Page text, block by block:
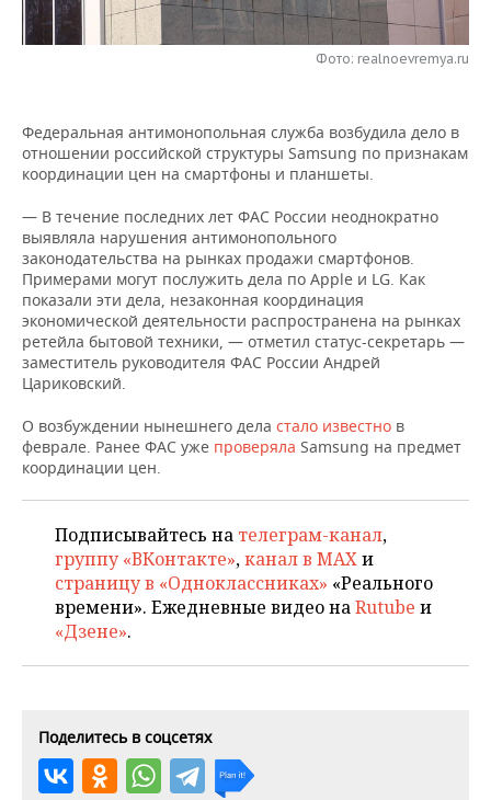
НЕФТЕХИМИЯ
ЭНЕРГЕТИКА
РОЗНИЧНАЯ ТОРГОВЛЯ
УСЛУГИ
НОВОСТИ ТЕХНОЛОГИЙ
МЕДИА
МЕРОПРИЯТИЯ
ВЫЕЗДНАЯ РЕДАКЦИЯ
ONLINE-КОНФЕРЕНЦИИ
ОТКРЫТАЯ ЛЕКЦИЯ
НОВОСТИ СПОРТА
ХОККЕЙ
БАСКЕТБОЛ
ВОЛЕЙБОЛ
КИБЕРСПОРТ
ФИГУРНОЕ КАТАНИЕ
ВОДНЫЕ ВИДЫ СПОРТА
ХОККЕЙ С МЯЧОМ
ОБЩЕСТВО
ВЛАСТЬ
ИНФРАСТРУКТУРА
ИСТОРИЯ
КУЛЬТУРА
МЕДИЦИНА
ОБРАЗОВАНИЕ
ПРОИСШЕСТВИЯ
СЮЖЕТЫ
СПРАВОЧНИК
СПИСОК ПЕРСОН
СПИСОК КОМПАНИЙ
ПОЛНАЯ ВЕРСИЯ
Фото: realnoevremya.ru
Федеральная антимонопольная служба возбудила дело в
отношении российской структуры Samsung по признакам
координации цен на смартфоны и планшеты.
— В течение последних лет ФАС России неоднократно
выявляла нарушения антимонопольного
законодательства на рынках продажи смартфонов.
Примерами могут послужить дела по Apple и LG. Как
показали эти дела, незаконная координация
экономической деятельности распространена на рынках
ретейла бытовой техники, — отметил статус-секретарь —
заместитель руководителя ФАС России Андрей
Цариковский.
О возбуждении нынешнего дела стало известно в
феврале. Ранее ФАС уже проверяла Samsung на предмет
координации цен.
Подписывайтесь на телеграм-канал,
группу «ВКонтакте»,канал в MAXи
страницу в «Одноклассниках» «Реального
времени». Ежедневные видео наRutube и
«Дзене».
Поделитесь в соцсетях